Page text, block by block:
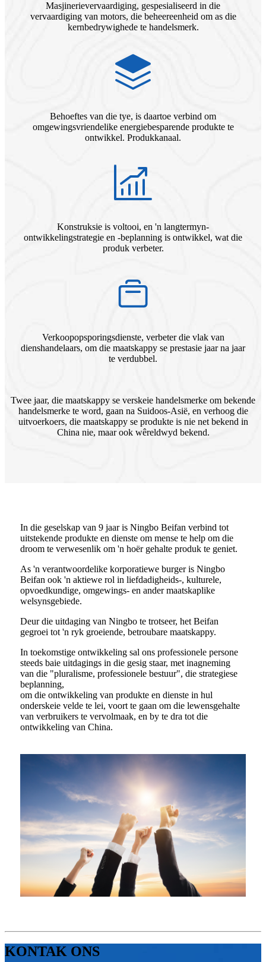
Masjinerievervaardiging, gespesialiseerd in die
vervaardiging van motors, die beheereenheid om as die
kernbedrywighede te handelsmerk.
Behoeftes van die tye, is daartoe verbind om
omgewingsvriendelike energiebesparende produkte te
ontwikkel. Produkkanaal.
Konstruksie is voltooi, en 'n langtermyn-
ontwikkelingstrategie en -beplanning is ontwikkel, wat die
produk verbeter.
Verkoopopsporingsdienste, verbeter die vlak van
dienshandelaars, om die maatskappy se prestasie jaar na jaar
te verdubbel.
Twee jaar, die maatskappy se verskeie handelsmerke om bekende
handelsmerke te word, gaan na Suidoos-Asië, en verhoog die
uitvoerkoers, die maatskappy se produkte is nie net bekend in
China nie, maar ook wêreldwyd bekend.
In die geselskap van 9 jaar is Ningbo Beifan verbind tot
uitstekende produkte en dienste om mense te help om die
droom te verwesenlik om 'n hoër gehalte produk te geniet.
As 'n verantwoordelike korporatiewe burger is Ningbo
Beifan ook 'n aktiewe rol in liefdadigheids-, kulturele,
opvoedkundige, omgewings- en ander maatskaplike
welsynsgebiede.
Deur die uitdaging van Ningbo te trotseer, het Beifan
gegroei tot 'n ryk groeiende, betroubare maatskappy.
In toekomstige ontwikkeling sal ons professionele persone
steeds baie uitdagings in die gesig staar, met inagneming
van die "pluralisme, professionele bestuur", die strategiese
beplanning,
om die ontwikkeling van produkte en dienste in hul
onderskeie velde te lei, voort te gaan om die lewensgehalte
van verbruikers te vervolmaak, en by te dra tot die
ontwikkeling van China.
KONTAK ONS